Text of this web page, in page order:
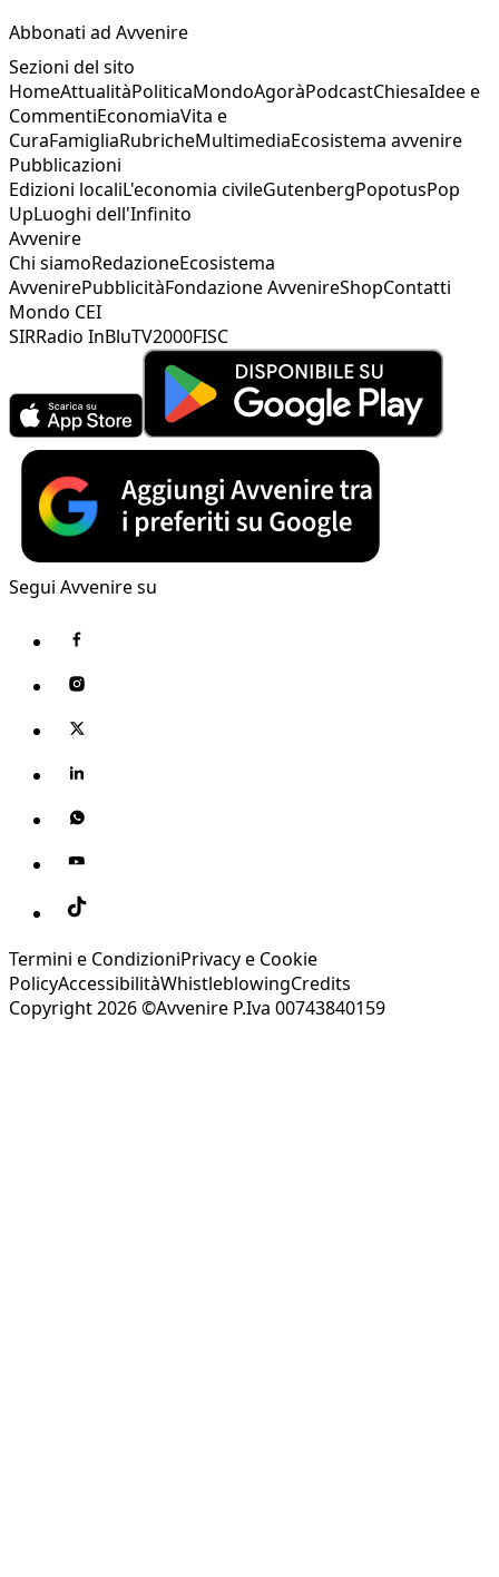
Abbonati ad Avvenire
Sezioni del sito
HomeAttualitàPoliticaMondoAgoràPodcastChiesaIdee e
CommentiEconomiaVita e
CuraFamigliaRubricheMultimediaEcosistema avvenire
Pubblicazioni
Edizioni localiL'economia civileGutenbergPopotusPop
UpLuoghi dell'Infinito
Avvenire
Chi siamoRedazioneEcosistema
AvvenirePubblicitàFondazione AvvenireShopContatti
Mondo CEI
SIRRadio InBluTV2000FISC
Segui Avvenire su
Termini e CondizioniPrivacy e Cookie
PolicyAccessibilitàWhistleblowingCredits
Copyright 2026 ©Avvenire P.Iva 00743840159